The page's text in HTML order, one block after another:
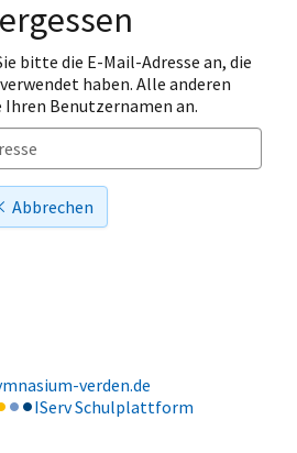
bitte die E-Mail-Adresse an, die
haben. Alle anderen
Benutzernamen an.
Abbrechen
verden.de
IServ Schulplattform